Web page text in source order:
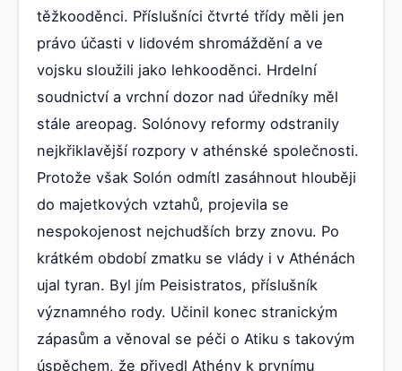
těžkooděnci. Příslušníci čtvrté třídy měli jen
právo účasti v lidovém shromáždění a ve
vojsku sloužili jako lehkooděnci. Hrdelní
soudnictví a vrchní dozor nad úředníky měl
stále areopag. Solónovy reformy odstranily
nejkřiklavější rozpory v athénské společnosti.
Protože však Solón odmítl zasáhnout hlouběji
do majetkových vztahů, projevila se
nespokojenost nejchudších brzy znovu. Po
krátkém období zmatku se vlády i v Athénách
ujal tyran. Byl jím Peisistratos, příslušník
významného rody. Učinil konec stranickým
zápasům a věnoval se péči o Atiku s takovým
úspěchem, že přivedl Athény k prvnímu